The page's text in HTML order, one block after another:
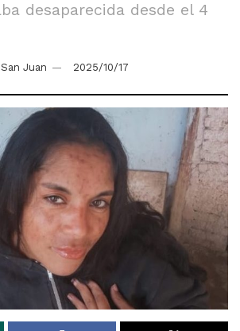
desaparecida desde el 4
Juan 2025/10/17